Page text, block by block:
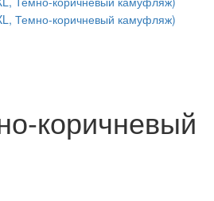
коричневый